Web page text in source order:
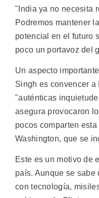
"India ya no necesita
Podremos mantener
potencial en el futuro
poco un portavoz del
Un aspecto
Singh es convencer
"auténticas
asegura provocaron
pocos comparten
Washington, que se
Este es un motivo de
país. Aunque se sabe
con tecnología,